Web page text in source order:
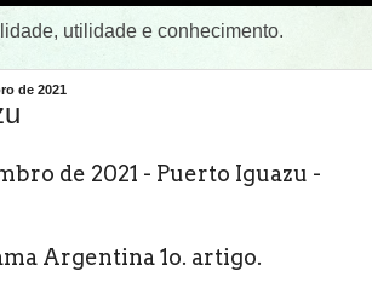
utilidade e conhecimento.
de 2021
de 2021 - Puerto Iguazu -
Argentina 1o. artigo.